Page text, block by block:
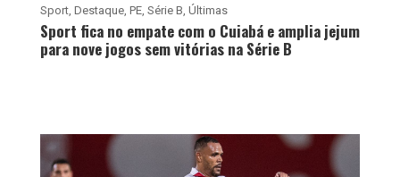
Sport, Destaque, PE, Série B, Últimas
Sport fica no empate com o Cuiabá e amplia jejum
para nove jogos sem vitórias na Série B